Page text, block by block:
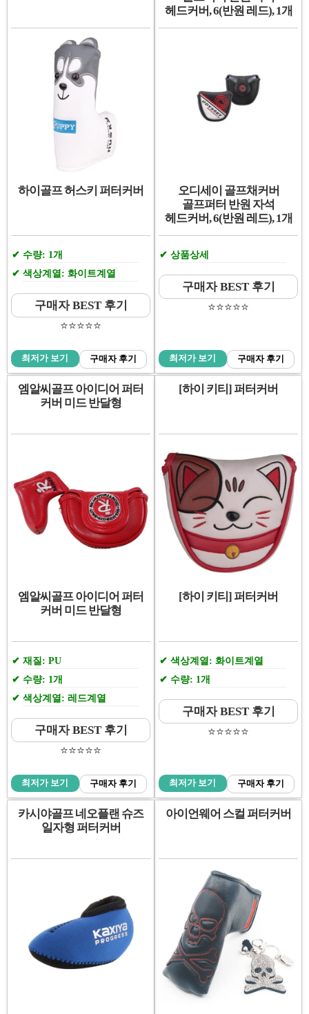
하이골프 허스키 퍼터커버
수량: 1개
색상계열: 화이트계열
구매자 BEST 후기
⭐️⭐️⭐️⭐️⭐️
최저가 보기 구매자 후기
헤드커버, 6(반원 레드), 1개
오디세이 골프채커버
골프퍼터 반원 자석
헤드커버, 6(반원 레드), 1개
상품상세
구매자 BEST 후기
⭐️⭐️⭐️⭐️⭐️
최저가 보기 구매자 후기
엠알씨골프 아이디어 퍼터
커버 미드 반달형
엠알씨골프 아이디어 퍼터
커버 미드 반달형
재질: PU
수량: 1개
색상계열: 레드계열
구매자 BEST 후기
⭐️⭐️⭐️⭐️⭐️
최저가 보기 구매자 후기
[하이 키티] 퍼터커버
[하이 키티] 퍼터커버
색상계열: 화이트계열
수량: 1개
구매자 BEST 후기
⭐️⭐️⭐️⭐️⭐️
최저가 보기 구매자 후기
카시야골프 네오플랜 슈즈
일자형 퍼터커버
아이언웨어 스컬 퍼터커버